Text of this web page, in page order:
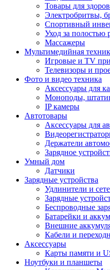
Товары для
Электробритвы,
Спортивный
Уход за полостью
Массажеры
Мультимедийная
Игровые и TV
Телевизоры и
Фото и видео техника
Аксессуары для
Моноподы,
IP камеры
Автотовары
Аксессуары для
Держатели
Зарядное
Умный дом
Датчики
Зарядные устройства
Удлинители и
Зарядные
Беспроводные
Батарейки и
Внешние
Кабели и
Аксессуары
Карты памяти и
Ноутбуки и планшеты